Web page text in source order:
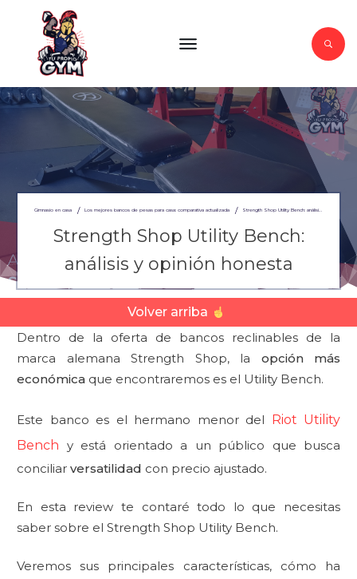
Gimnasio en casa / Los mejores bancos de pesas para casa: comparativa actualizada /
Strength Shop Utility Bench:
análisis y opinión honesta
Volver arriba
Dentro de la oferta de bancos reclinables de la
marca alemana Strength Shop, la opción más
económica que encontraremos es el Utility Bench.
Este banco es el hermano menor del Riot Utility
Bench y está orientado a un público que busca
conciliar versatilidad con precio ajustado.
En esta review te contaré todo lo que necesitas
saber sobre el Strength Shop Utility Bench.
Veremos sus principales características, cómo ha